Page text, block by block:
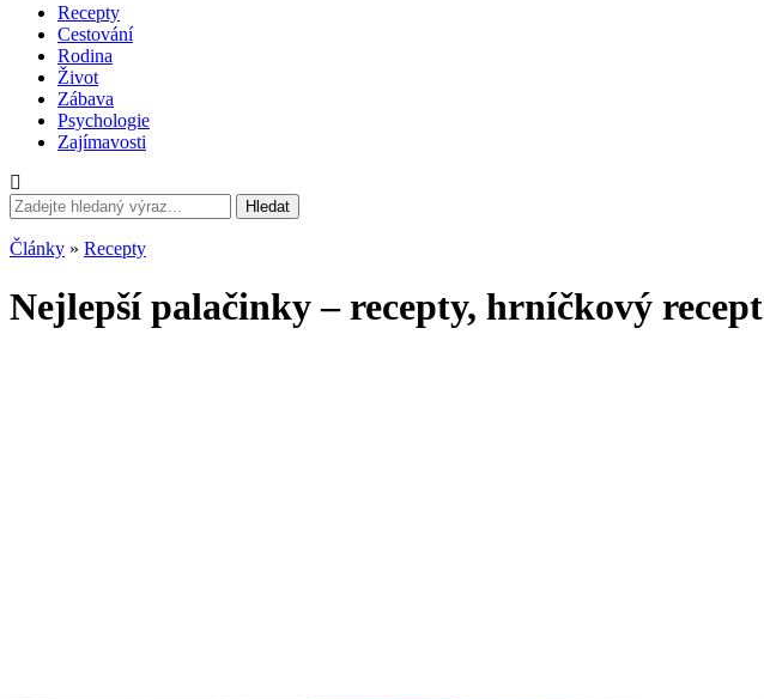
Recepty
Cestování
Rodina
Život
Zábava
Psychologie
Zajímavosti
Hledat
Články » Recepty
Nejlepší palačinky – recepty, hrníčkový recept